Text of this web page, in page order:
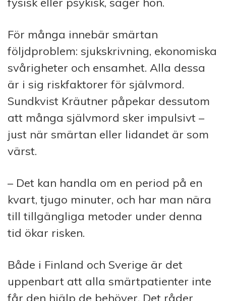
För många innebär smärtan
följdproblem: sjukskrivning, ekonomiska
svårigheter och ensamhet. Alla dessa
är i sig riskfaktorer för självmord.
Sundkvist Kräutner påpekar dessutom
att många självmord sker impulsivt –
just när smärtan eller lidandet är som
värst.
– Det kan handla om en period på en
kvart, tjugo minuter, och har man nära
till tillgängliga metoder under denna
tid ökar risken.
Både i Finland och Sverige är det
uppenbart att alla smärtpatienter inte
får den hjälp de behöver. Det råder